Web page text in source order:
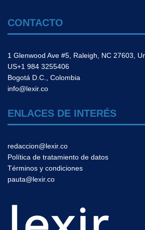
CONTACTO
1 Glenwood Ave #5, Raleigh, NC 27603,
US+1 984 3255406
Bogotá D.C., Colombia
info@lexir.co
ENLACES DE INTERÉS
redaccion@lexir.co
Política de tratamiento de datos
Términos y condiciones
pauta@lexir.co